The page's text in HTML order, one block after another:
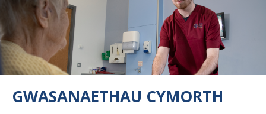
GWASANAETHAU CYMORTH